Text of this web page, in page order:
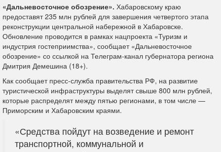
«Дальневосточное обозрение». Хабаровскому краю
предоставят 235 млн рублей для завершения четвертого этапа
реконструкции центральной набережной в Хабаровске.
Обновление проводится в рамках нацпроекта «Туризм и
индустрия гостеприимства», сообщает «Дальневосточное
обозрение» со ссылкой на Телеграм-канал губернатора региона
Дмитрия Демешина (18+).
Как сообщает пресс-служба правительства РФ, на развитие
туристической инфраструктуры выделят свыше 800 млн рублей,
которые распределят между пятью регионами, в том числе —
Приморским и Хабаровским краями.
«Средства пойдут на возведение и ремонт
транспортной, коммунальной и